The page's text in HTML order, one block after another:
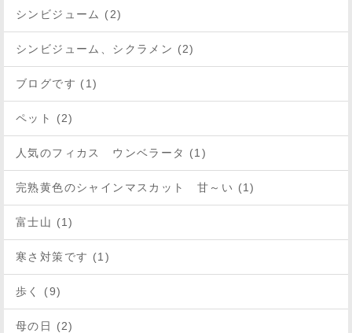
シンビジューム (2)
シンビジューム、シクラメン (2)
ブログです (1)
ペット (2)
人気のフィカス ウンベラータ (1)
完熟黄色のシャインマスカット 甘～い (1)
富士山 (1)
寒さ対策です (1)
歩く (9)
母の日 (2)